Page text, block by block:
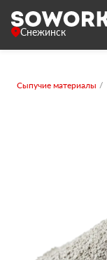
Снежинск
Сыпучие материалы